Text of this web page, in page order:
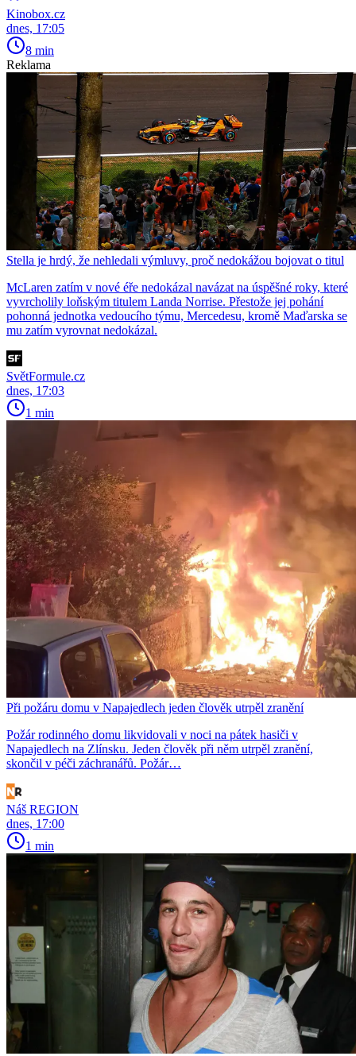
Kinobox.cz
dnes, 17:05
8 min
Reklama
Stella je hrdý, že nehledali výmluvy, proč nedokážou bojovat o titul
McLaren zatím v nové éře nedokázal navázat na úspěšné roky, které
vyvrcholily loňským titulem Landa Norrise. Přestože jej pohání
pohonná jednotka vedoucího týmu, Mercedesu, kromě Maďarska se
mu zatím vyrovnat nedokázal.
SvětFormule.cz
dnes, 17:03
1 min
Při požáru domu v Napajedlech jeden člověk utrpěl zranění
Požár rodinného domu likvidovali v noci na pátek hasiči v
Napajedlech na Zlínsku. Jeden člověk při něm utrpěl zranění,
skončil v péči záchranářů. Požár…
Náš REGION
dnes, 17:00
1 min